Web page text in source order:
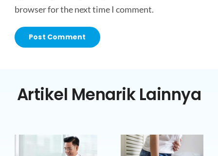
browser for the next time I comment.
Artikel Menarik Lainnya